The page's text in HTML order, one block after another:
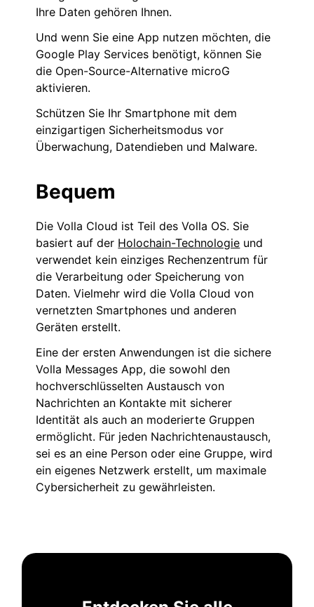
Ihre Daten gehören Ihnen.
Und wenn Sie eine App nutzen möchten, die
Google Play Services benötigt, können Sie
die Open-Source-Alternative microG
aktivieren.
Schützen Sie Ihr Smartphone mit dem
einzigartigen Sicherheitsmodus vor
Überwachung, Datendieben und Malware.
Bequem
Die Volla Cloud ist Teil des Volla OS. Sie
basiert auf der Holochain-Technologie und
verwendet kein einziges Rechenzentrum für
die Verarbeitung oder Speicherung von
Daten. Vielmehr wird die Volla Cloud von
vernetzten Smartphones und anderen
Geräten erstellt.
Eine der ersten Anwendungen ist die sichere
Volla Messages App, die sowohl den
hochverschlüsselten Austausch von
Nachrichten an Kontakte mit sicherer
Identität als auch an moderierte Gruppen
ermöglicht. Für jeden Nachrichtenaustausch,
sei es an eine Person oder eine Gruppe, wird
ein eigenes Netzwerk erstellt, um maximale
Cybersicherheit zu gewährleisten.